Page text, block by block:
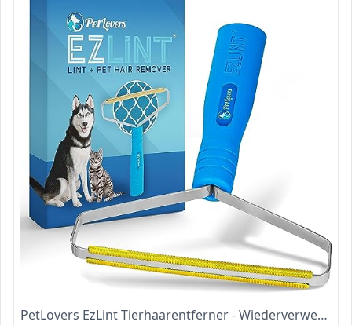
PetLovers EzLint Tierhaarentferner - Wiederverwendbares Werkzeug zur Entfernung von Hunde- und Katzenfell, tragbarer Teppichschaber & Rechen für Sofas, Möbel, Teppiche, Matten und Kleidung